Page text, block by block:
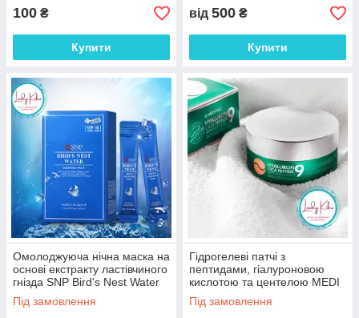
100 ₴
Купити
від 500 ₴
Купити
Омолоджуюча нічна маска на
основі екстракту ластівчиного
гнізда SNP Bird's Nest Water
Sleeping Pack, 4ml
Під замовлення
Гідрогелеві патчі з
пептидами, гіалуроновою
кислотою та центелою MEDI
PEEL Hyaluron Cica Peptide 9
Ampoule Eye
Під замовлення